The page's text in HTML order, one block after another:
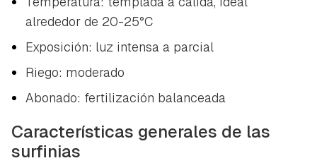
alrededor de 20-25°C
Exposición: luz intensa a parcial
Riego: moderado
Abonado: fertilización balanceada
Características generales de las
surfinias